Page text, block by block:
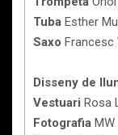
Tuba Esther
Saxo Francesc
Disseny de
Vestuari Rosa
Fotografia